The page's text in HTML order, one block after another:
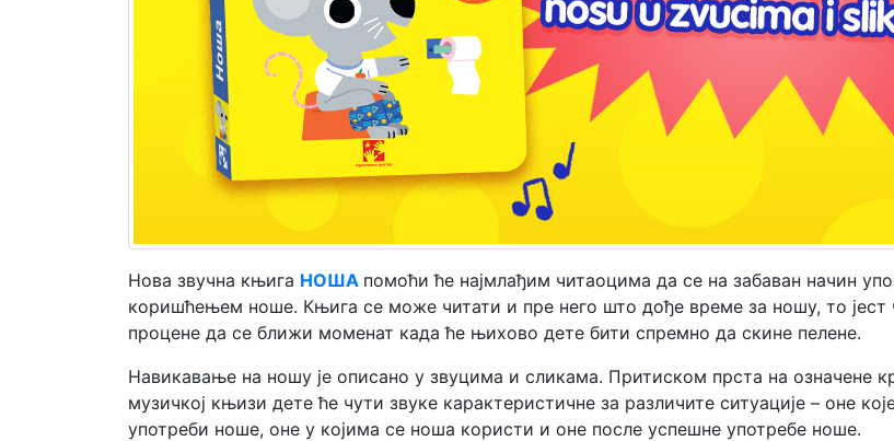
Нова звучна књига НОША помоћи ће најмлађим читаоцима да се на забаван начин
коришћењем ноше. Књига се може читати и пре него што дође време за ношу, то
процене да се ближи моменат када ће њихово дете бити спремно да скине пелене.
Навикавање на ношу је описано у звуцима и сликама. Притиском прста на означене
музичкој књизи дете ће чути звуке карактеристичне за различите ситуације – оне
употреби ноше, оне у којима се ноша користи и оне после успешне употребе ноше.